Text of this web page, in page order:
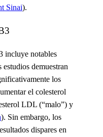
Sinai).
incluye notables
demuestran
los
el colesterol
LDL (“malo”) y
). Sin embargo, los
dispares en